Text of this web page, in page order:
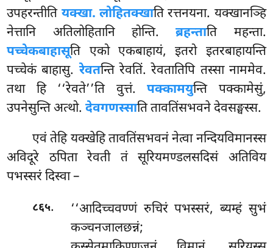
उपहरन्तीति यक्खा. लोहितक्खाति रत्तनयना. यक्खानञ्हि
नेत्तानि अतिलोहितानि होन्ति.ब्रहन्ताति महन्ता.
पच्चेकबाहासूति एको एकबाहायं, इतरो इतरबाहायन्ति
पच्चेकं बाहासु. रेवतन्ति रेवतिं. रेवतातिपि तस्सा नाममेव.
तथा हि ‘‘रेवते’’ति वुत्तं.पक्कामयुन्ति पक्कामेसुं,
उपनेसुन्ति अत्थो.देवगणस्साति तावतिंसभवने देवसङ्घस्स.
एवं तेहि यक्खेहि तावतिंसभवनं नेत्वा नन्दियविमानस्स
अविदूरे ठपिता रेवती तं सूरियमण्डलसदिसं अतिविय
पभस्सरं दिस्वा –
८६५.
‘‘आदिच्चवण्णं रुचिरं पभस्सरं, ब्यम्हं सुभं
कञ्चनजालछन्नं;